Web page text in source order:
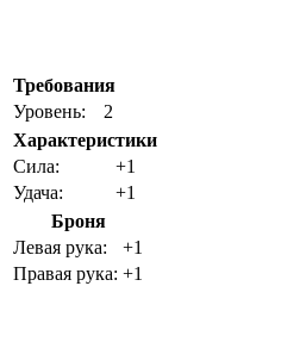
Требования
Уровень:
2
Характеристики
Cила:
+1
Удача:
+1
Броня
Левая рука:
+1
Правая рука: +1